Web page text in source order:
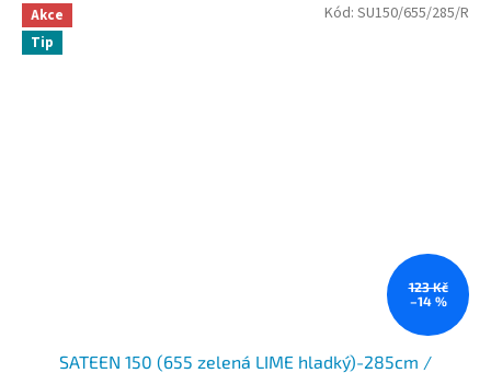
Akce
Tip
123 Kč
–14 %
SATEEN 150 (655 zelená LIME hladký)-285cm /
Kód: SU150/655/285/R